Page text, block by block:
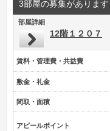
3部屋の募集があります
部屋詳細
12階１２０７
賃料・管理費・共益費
敷金・礼金
間取・面積
アピールポイント